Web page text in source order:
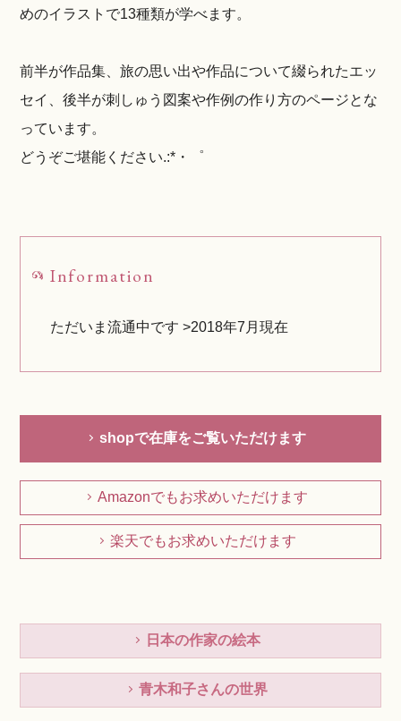
めのイラストで13種類が学べます。
前半が作品集、旅の思い出や作品について綴られたエッ
セイ、後半が刺しゅう図案や作例の作り方のページとな
っています。
どうぞご堪能ください.:*・゜
Information
ただいま流通中です >2018年7月現在
shopで在庫をご覧いただけます
Amazonでもお求めいただけます
楽天でもお求めいただけます
日本の作家の絵本
青木和子さんの世界